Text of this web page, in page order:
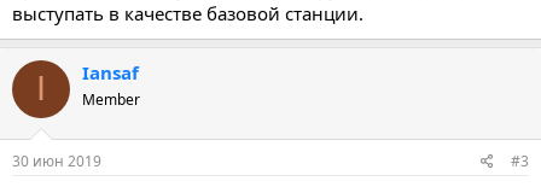
выступать в качестве базовой станции.
I Iansaf
Member
30 июн 2019 #3